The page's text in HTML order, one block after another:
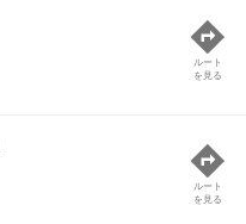
ルート
を見る
ルート
を見る